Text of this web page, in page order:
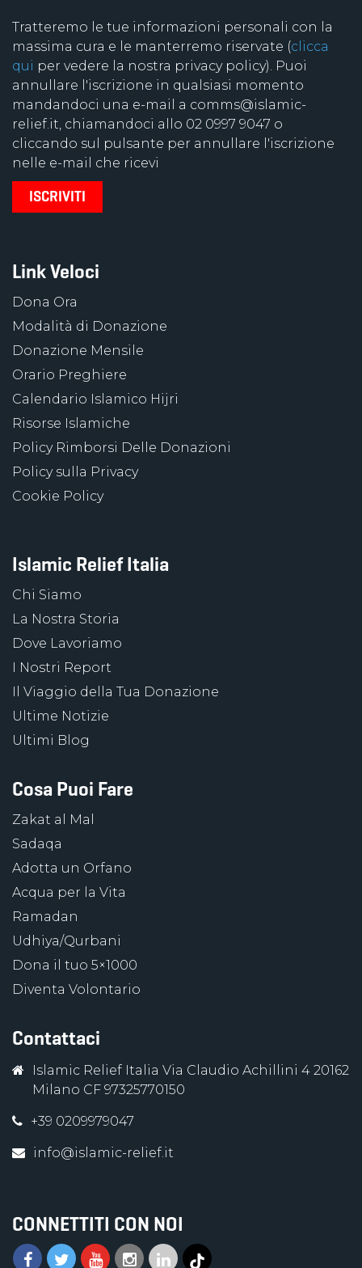
Tratteremo le tue informazioni personali con la
massima cura e le manterremo riservate (clicca
qui per vedere la nostra privacy policy). Puoi
annullare l'iscrizione in qualsiasi momento
mandandoci una e-mail a comms@islamic-
relief.it, chiamandoci allo 02 0997 9047 o
cliccando sul pulsante per annullare l'iscrizione
nelle e-mail che ricevi
Link Veloci
Dona Ora
Modalità di Donazione
Donazione Mensile
Orario Preghiere
Calendario Islamico Hijri
Risorse Islamiche
Policy Rimborsi Delle Donazioni
Policy sulla Privacy
Cookie Policy
Islamic Relief Italia
Chi Siamo
La Nostra Storia
Dove Lavoriamo
I Nostri Report
Il Viaggio della Tua Donazione
Ultime Notizie
Ultimi Blog
Cosa Puoi Fare
Zakat al Mal
Sadaqa
Adotta un Orfano
Acqua per la Vita
Ramadan
Udhiya/Qurbani
Dona il tuo 5×1000
Diventa Volontario
Contattaci
Islamic Relief Italia Via Claudio Achillini 4 20162
Milano CF 97325770150
+39 0209979047
info@islamic-relief.it
CONNETTITI CON NOI